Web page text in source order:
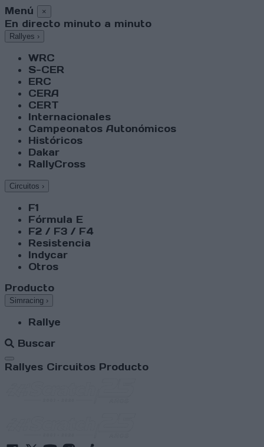
Menú ×
En directo minuto a minuto
Rallyes ›
WRC
S-CER
ERC
CERA
CERT
Internacionales
Campeonatos Autonómicos
Históricos
Dakar
RallyCross
Circuitos ›
F1
Fórmula E
F2 / F3 / F4
Resistencia
Indycar
Otros
Producto
Simracing ›
Rallye
Buscar
Abrir menú
Rallyes Circuitos Producto